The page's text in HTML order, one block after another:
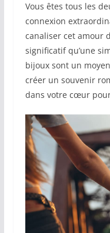
Vous êtes tous les
connexion
canaliser cet amour
significatif qu’une
bijoux sont un
créer un souvenir
dans votre cœur